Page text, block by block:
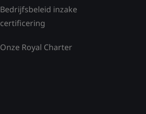
Bedrijfsbeleid inzake
certificering
Onze Royal Charter